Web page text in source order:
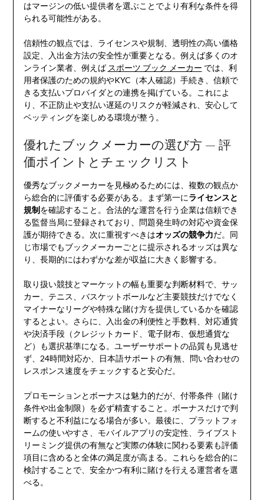
はマージンの低い提供者を選ぶことでより有利な条件を得
られる可能性がある。
信頼性の観点では、ライセンスや規制、透明性の高い価格
設定、入出金方法の安全性が重要となる。例えば多くのオ
ンライン業者、例えば スポーツ ブック メーカー では、利
用者保護のための規約やKYC（本人確認）手続き、信頼で
きる支払いプロバイダとの連携を掲げている。これによ
り、不正防止や支払い遅延のリスクが軽減され、安心して
ベッティングを楽しめる環境が整う。
優れたブックメーカーの選び方 — 評
価ポイントとチェックリスト
優秀なブックメーカーを見極めるためには、複数の観点か
ら総合的に評価する必要がある。まず第一にライセンスと
規制を確認すること。合法的な運営を行う企業は信頼でき
る監督当局に登録されており、問題発生時の対応や資金保
護が期待できる。次に重視すべきはオッズの競争力だ。同
じ市場でもブックメーカーごとに提示されるオッズは異な
り、長期的にはわずかな差が収益に大きく影響する。
取り扱い競技とマーケットの幅も重要な判断材料で、サッ
カー、テニス、バスケットボールなど主要競技だけでなく
マイナーなリーグや特殊な賭け方を提供しているかを確認
するとよい。さらに、入出金の利便性と手数料、対応通貨
や決済手段（クレジットカード、電子財布、仮想通貨な
ど）も選択基準になる。ユーザーサポートの品質も見逃せ
ず、24時間対応か、日本語サポートの有無、問い合わせの
レスポンス速度をチェックすると安心だ。
プロモーションとボーナスは魅力的だが、付帯条件（賭け
条件や出金制限）を必ず精査すること。ボーナスだけで判
断すると不利益になる場合が多い。最後に、プラットフォ
ームの使いやすさ、モバイルアプリの安定性、ライブスト
リーミング提供の有無など実際の体験に関わる要素も評価
項目に含めると全体の満足度が高まる。これらを総合的に
検討することで、安全かつ有利に賭けを行える運営者を選
べる。